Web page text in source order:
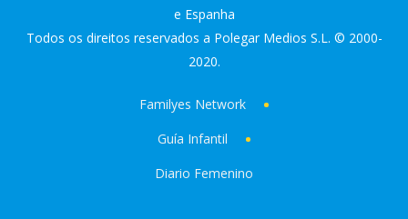
e Espanha
Todos os direitos reservados a Polegar Medios S.L. © 2000-
2020.
Familyes Network
Guía Infantil
Diario Femenino